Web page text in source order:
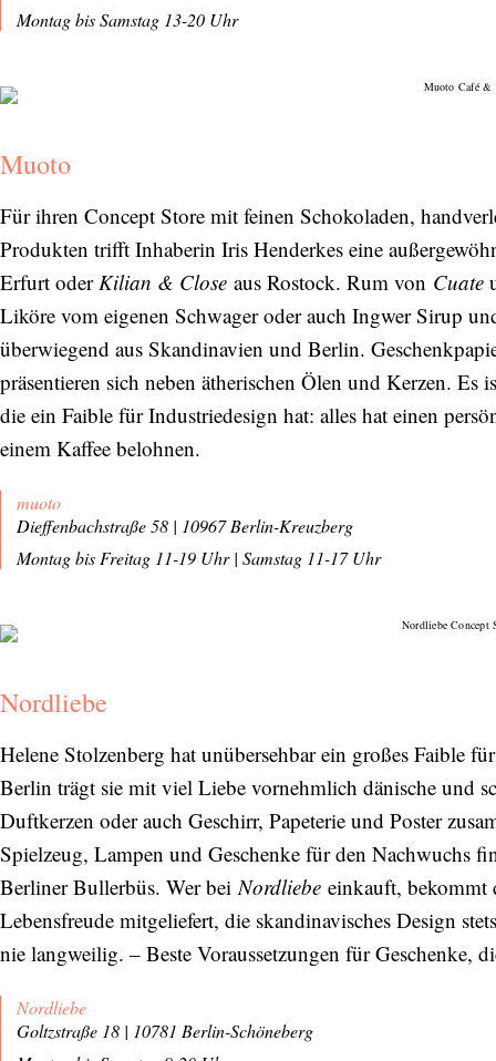
Montag bis Samstag 13-20 Uhr
Muoto
Für ihren Concept Store mit feinen Schokoladen,
Produkten trifft Inhaberin Iris Henderkes eine
Erfurt oder Kilian & Close aus Rostock. Rum von Cuate
Liköre vom eigenen Schwager oder auch Ingwer Sirup
überwiegend aus Skandinavien und Berlin.
präsentieren sich neben ätherischen Ölen und Kerzen.
die ein Faible für Industriedesign hat: alles hat einen
einem Kaffee belohnen.
muoto
Dieffenbachstraße 58 | 10967 Berlin-Kreuzberg
Montag bis Freitag 11-19 Uhr| Samstag 11-17 Uhr
Nordliebe
Helene Stolzenberg hat unübersehbar ein großes Faible
Berlin trägt sie mit viel Liebe vornehmlich dänische und
Duftkerzen oder auch Geschirr, Papeterie und Poster
Spielzeug, Lampen und Geschenke für den Nachwuchs
Berliner Bullerbüs. Wer bei Nordliebe einkauft, bekommt
Lebensfreude mitgeliefert, die skandinavisches Design
nie langweilig. – Beste Voraussetzungen für Geschenke,
Nordliebe
Goltzstraße 18 | 10781 Berlin-Schöneberg